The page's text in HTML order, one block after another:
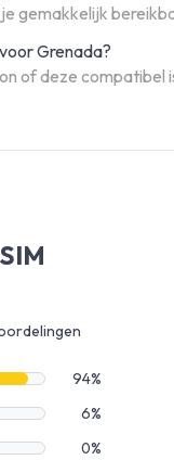
gemakkelijk
Grenada?
of deze
94%
6%
0%